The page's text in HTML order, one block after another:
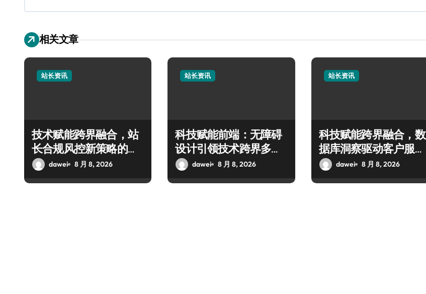
相关文章
站长资讯
技术赋能跨界融合，站
长合规风控新策略的科
技破局之道
dawei 8 月 8, 2026
站长资讯
科技赋能前端：无障碍
设计引领技术跨界多元
融合新潮
dawei 8 月 8, 2026
站长资讯
科技赋能跨界融合，数
据库洞察驱动客户服务
新升级
dawei 8 月 8, 2026